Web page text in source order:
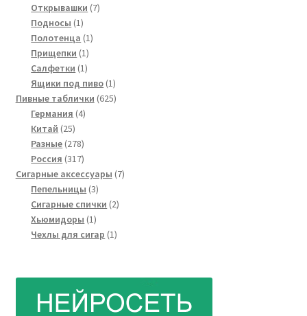
товар
Открывашки 77
Подносы 11
товар
Полотенца 11
Прищепки 11
товар
Салфетки 11
товар
Ящики под пиво 11
товар
Пивные таблички 625625
Германия 44
Китай 2525
товаров
Разные 278278
товаров
Россия 317317
товаров
Сигарные аксессуары 77
Пепельницы 33
товара
Сигарные спички 22
Хьюмидоры 11
товар
Чехлы для сигар 11